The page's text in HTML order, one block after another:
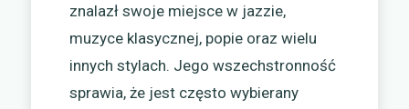
znalazł swoje miejsce w jazzie,
muzyce klasycznej, popie oraz wielu
innych stylach. Jego wszechstronność
sprawia, że jest często wybierany